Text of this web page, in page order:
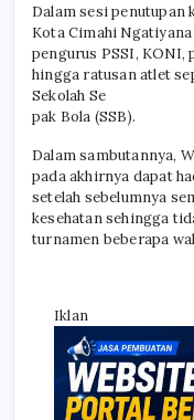
Dalam sesi
Kota Cimahi
pengurus PSSI, KONI,
hingga ratusan atlet
Sekolah Se
pak Bola (SSB).
Dalam sambutannya,
pada akhirnya dapat
setelah sebelumnya
kesehatan sehingga
turnamen beberapa
Iklan